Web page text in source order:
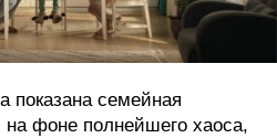
показана семейная
на фоне полнейшего хаоса,
БРЕНДОВ
ПРОЕКТЕ